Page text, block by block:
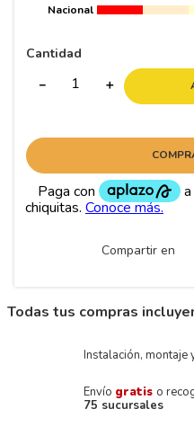
Nacional
Cantidad
＋
－
Compartir en
Todas tus compras
Instalación, montaje
Envío gratis o
75 sucursales